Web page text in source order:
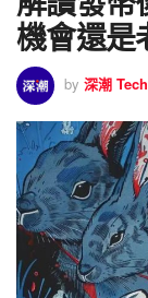
機會還是
by 深潮